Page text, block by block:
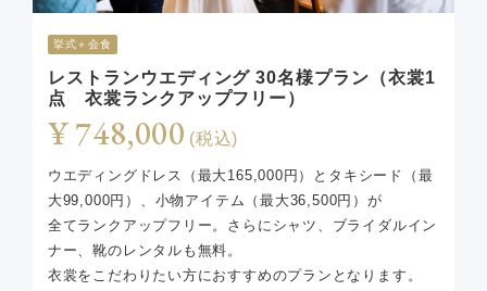
挙式＋会食
レストランウエディング 30名様プラン（衣裳1
点 衣裳ランクアップフリー）
¥ 748,000 (税込)
ウエディングドレス（最大165,000円）とタキシード（最
大99,000円）、小物アイテム（最大36,500円）が
全てランクアップフリー。さらにシャツ、ブライダルイン
ナー、靴のレンタルも無料。
衣裳をこだわりたい方におすすめのプランとなります。